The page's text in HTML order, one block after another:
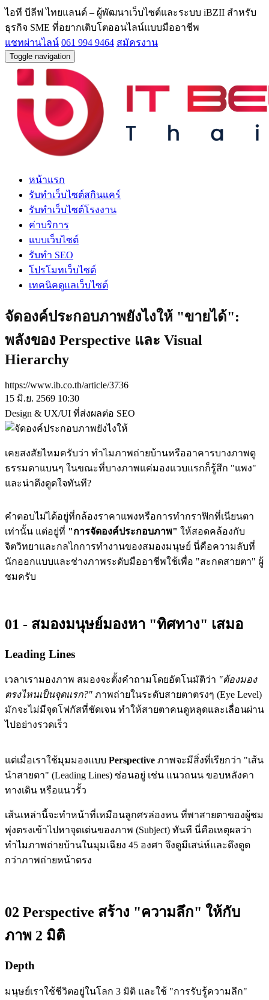
ไอที บีลีฟ ไทยแลนด์ – ผู้พัฒนาเว็บไซต์และระบบ iBZII สำหรับ
ธุรกิจ SME ที่อยากเติบโตออนไลน์แบบมืออาชีพ
แชทผ่านไลน์ 061 994 9464 สมัครงาน
Toggle navigation
หน้าแรก
รับทำเว็บไซต์สกินแคร์
รับทำเว็บไซต์โรงงาน
ค่าบริการ
แบบเว็บไซต์
รับทำ SEO
โปรโมทเว็บไซต์
เทคนิคดูแลเว็บไซต์
จัดองค์ประกอบภาพยังไงให้ "ขายได้":
พลังของ Perspective และ Visual
Hierarchy
https://www.ib.co.th/article/3736
15 มิ.ย. 2569 10:30
Design & UX/UI ที่ส่งผลต่อ SEO
เคยสงสัยไหมครับว่า ทำไมภาพถ่ายบ้านหรืออาคารบางภาพดู
ธรรมดาแบนๆ ในขณะที่บางภาพแค่มองแวบแรกก็รู้สึก "แพง"
และน่าดึงดูดใจทันที?
คำตอบไม่ได้อยู่ที่กล้องราคาแพงหรือการทำกราฟิกที่เนียนตา
เท่านั้น แต่อยู่ที่ "การจัดองค์ประกอบภาพ" ให้สอดคล้องกับ
จิตวิทยาและกลไกการทำงานของสมองมนุษย์ นี่คือความลับที่
นักออกแบบและช่างภาพระดับมืออาชีพใช้เพื่อ "สะกดสายตา" ผู้
ชมครับ
01 - สมองมนุษย์มองหา "ทิศทาง" เสมอ
Leading Lines
เวลาเรามองภาพ สมองจะตั้งคำถามโดยอัตโนมัติว่า "ต้องมอง
ตรงไหนเป็นจุดแรก?" ภาพถ่ายในระดับสายตาตรงๆ (Eye Level)
มักจะไม่มีจุดโฟกัสที่ชัดเจน ทำให้สายตาคนดูหลุดและเลื่อนผ่าน
ไปอย่างรวดเร็ว
แต่เมื่อเราใช้มุมมองแบบ Perspective ภาพจะมีสิ่งที่เรียกว่า "เส้น
นำสายตา" (Leading Lines) ซ่อนอยู่ เช่น แนวถนน ขอบหลังคา
ทางเดิน หรือแนวรั้ว
เส้นเหล่านี้จะทำหน้าที่เหมือนลูกศรล่องหน ที่พาสายตาของผู้ชม
พุ่งตรงเข้าไปหาจุดเด่นของภาพ (Subject) ทันที นี่คือเหตุผลว่า
ทำไมภาพถ่ายบ้านในมุมเฉียง 45 องศา จึงดูมีเสน่ห์และดึงดูด
กว่าภาพถ่ายหน้าตรง
02 Perspective สร้าง "ความลึก" ให้กับ
ภาพ 2 มิติ
Depth
มนุษย์เราใช้ชีวิตอยู่ในโลก 3 มิติ และใช้ "การรับรู้ความลึก"